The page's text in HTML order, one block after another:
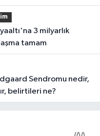
tamam
belirtileri ne?